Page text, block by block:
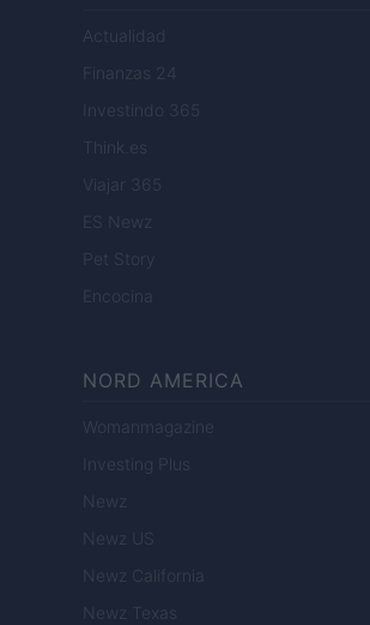
Actualidad
Finanzas 24
Investindo 365
Think.es
Viajar 365
ES Newz
Pet Story
Encocina
NORD AMERICA
Womanmagazine
Investing Plus
Newz
Newz US
Newz California
Newz Texas